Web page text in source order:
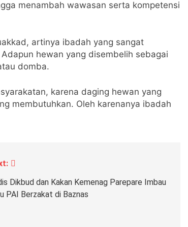
menambah wawasan serta kompetensi
artinya ibadah yang sangat
hewan yang disembelih sebagai
domba.
karena daging hewan yang
membutuhkan. Oleh karenanya ibadah
Dikbud dan Kakan Kemenag Parepare Imbau
PAI Berzakat di Baznas